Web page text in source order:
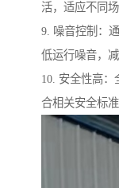
活，适应不同
9. 噪音控制：
低运行噪音，
10. 安全性高
合相关安全标